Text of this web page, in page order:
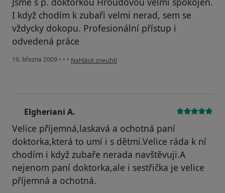
I když chodím k zubaři velmi nerad, sem se
vždycky dokopu. Profesionální přístup i
odvedená práce
19. března 2009 • • • podle názoru uživatele Pacient
Nahlásit zneužití
Elgheriani A.
Velice příjemná,laskavá a ochotná paní
doktorka,která to umí i s dětmi.Velice ráda k ní
chodím i když zubaře nerada navštěvuji.A
nejenom paní doktorka,ale i sestřička je velice
příjemná a ochotná.